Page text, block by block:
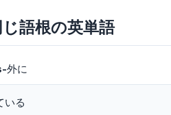
語根の英単語
外に
いる